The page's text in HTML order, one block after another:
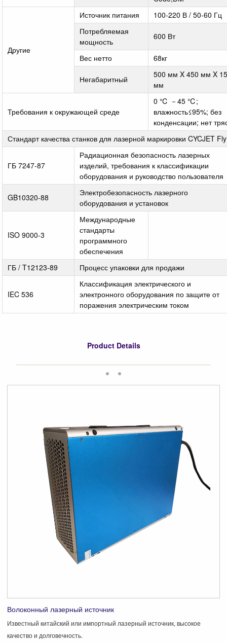
Другие
Источник питания
100-220 В / 50-60 Гц
Потребляемая
мощность
600 Вт
Вес нетто 68кг
Негабаритный
500 мм X 450 мм X
мм
Требования к окружающей среде
0 ℃ －45 ℃;
влажность≤95%; без
конденсации; нет
Стандарт качества станков для лазерной маркировки CYCJET Fly
ГБ 7247-87
Радиационная безопасность лазерных
изделий, требования к классификации
оборудования и руководство пользователя
GB10320-88
Электробезопасность лазерного
оборудования и установок
ISO 9000-3
Международные
стандарты
программного
обеспечения
ГБ / T12123-89
Процесс упаковки для продажи
IEC 536
Классификация электрического и
электронного оборудования по защите от
поражения электрическим током
Product Details
Волоконный лазерный источник
Известный китайский или импортный лазерный источник, высокое
качество и долговечность.